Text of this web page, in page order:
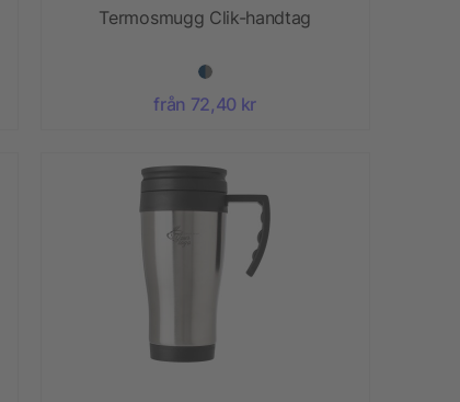
Termosmugg Clik-handtag
från 72,40 kr